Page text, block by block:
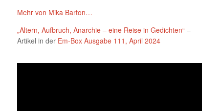
Mehr von Mika Barton…
„Altern, Aufbruch, Anarchie – eine Reise in Gedichten“ –
Artikel in der Em-Box Ausgabe 111, April 2024